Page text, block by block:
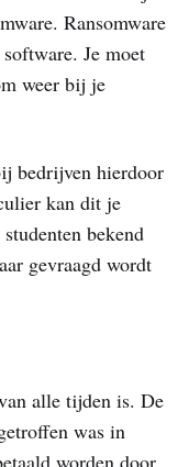
Ransomware
Je moet
weer bij je
bedrijven hierdoor
kan dit je
bekend
gevraagd wordt
alle tijden is. De
was in
worden door